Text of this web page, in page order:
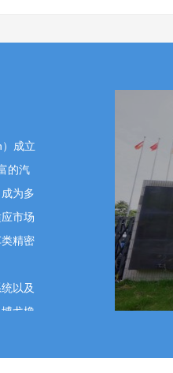
必要时咨询专业机构意
、副总经理、财务总监张文进
日常运营、产能建设及研
展、重大项目投资等产生
成立
的汽
为多
市场
精密
以及
戈橡
业内